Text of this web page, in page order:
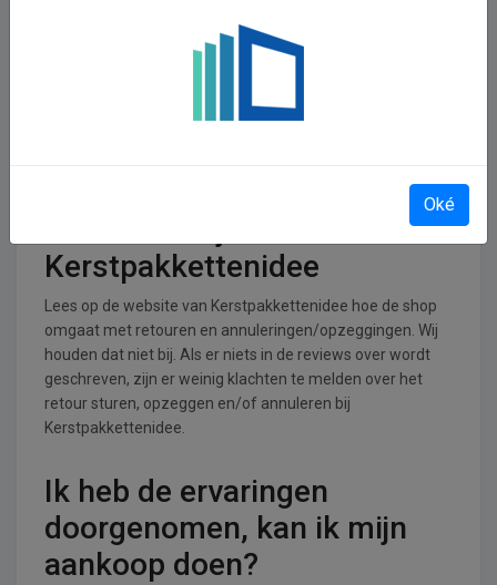
Kerstpakkettenidee
Kerstpakkettenidee is actief in de Cadeaus en gadgets
Kerstpakkettenidee
Lees op de website van Kerstpakkettenidee hoe de shop
omgaat met retouren en annuleringen/opzeggingen. Wij
houden dat niet bij. Als er niets in de reviews over wordt
geschreven, zijn er weinig klachten te melden over het
retour sturen, opzeggen en/of annuleren bij
Kerstpakkettenidee.
Ik heb de ervaringen
doorgenomen, kan ik mijn
aankoop doen?
Oké